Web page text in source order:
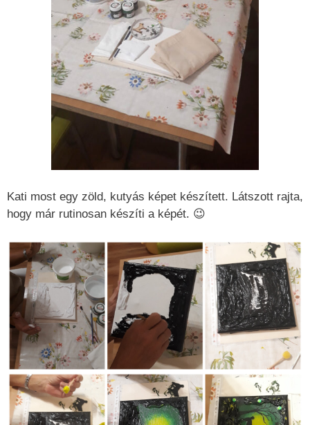
Kati most egy zöld, kutyás képet készített. Látszott rajta,
hogy már rutinosan készíti a képét. 😉